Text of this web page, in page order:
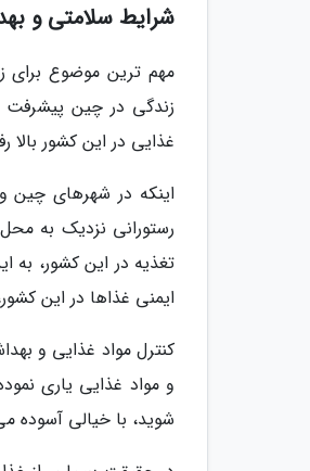
شرایط سلامتی و
مهم ترین موضوع برای
زندگی در چین پیشرفت
غذایی در این کشور بالا
اینکه در شهرهای چین و
رستورانی نزدیک به
تغذیه در این کشور، به
ایمنی غذاها در این
کنترل مواد غذایی و
و مواد غذایی یاری
شوید، با خیالی آسوده